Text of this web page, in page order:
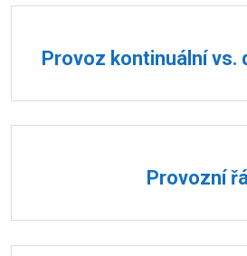
Provoz kontinuální vs.
Provozní